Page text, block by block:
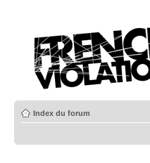
Index du forum